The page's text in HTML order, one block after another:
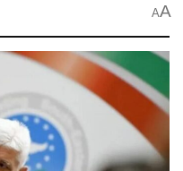
AA